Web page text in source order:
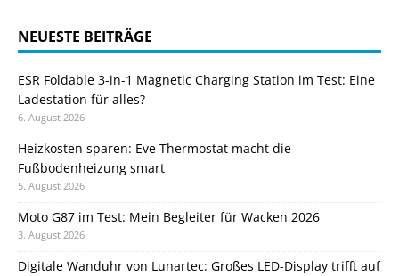
NEUESTE BEITRÄGE
ESR Foldable 3-in-1 Magnetic Charging Station im Test: Eine
Ladestation für alles?
6. August 2026
Heizkosten sparen: Eve Thermostat macht die
Fußbodenheizung smart
5. August 2026
Moto G87 im Test: Mein Begleiter für Wacken 2026
3. August 2026
Digitale Wanduhr von Lunartec: Großes LED-Display trifft auf